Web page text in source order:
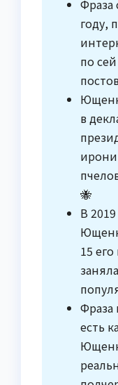
Фраза
году,
по
в
🐝
В
15
Фраза
есть